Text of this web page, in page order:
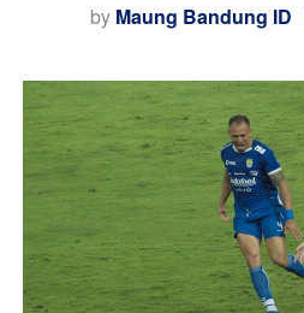
by Maung Bandung ID